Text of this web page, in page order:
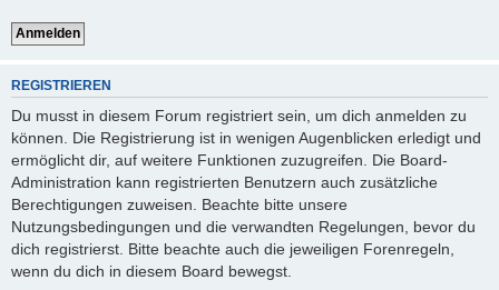
REGISTRIEREN
Du musst in diesem Forum registriert sein, um dich anmelden zu
können. Die Registrierung ist in wenigen Augenblicken erledigt und
ermöglicht dir, auf weitere Funktionen zuzugreifen. Die Board-
Administration kann registrierten Benutzern auch zusätzliche
Berechtigungen zuweisen. Beachte bitte unsere
Nutzungsbedingungen und die verwandten Regelungen, bevor du
dich registrierst. Bitte beachte auch die jeweiligen Forenregeln,
wenn du dich in diesem Board bewegst.